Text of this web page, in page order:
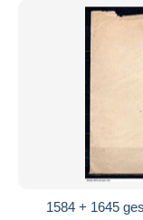
1584 + 1645